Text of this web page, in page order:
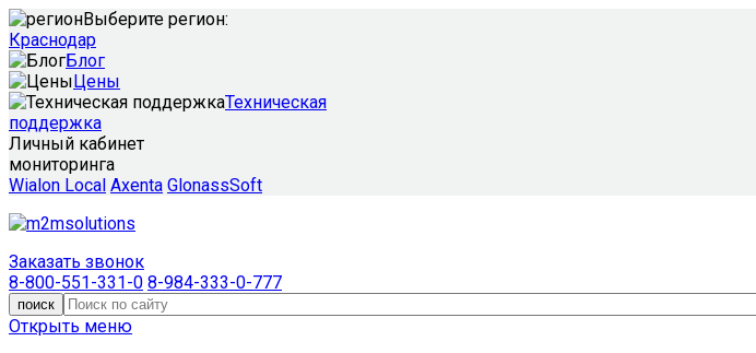
Выберите регион:
Краснодар
Блог
Цены
Техническая
поддержка
Личный кабинет
мониторинга
Wialon Local Axenta GlonassSoft
Заказать звонок
8-800-551-331-0 8-984-333-0-777
поиск
Открыть меню